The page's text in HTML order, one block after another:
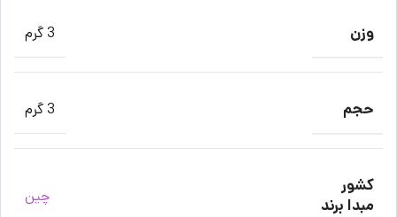
وزن 3 گرم
حجم 3 گرم
کشور
مبدا برند
چین